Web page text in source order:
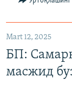
Mart 12, 2025
БП:
масжид